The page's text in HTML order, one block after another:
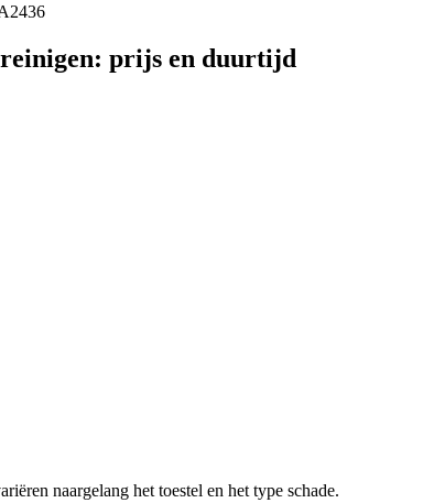
: prijs en duurtijd
naargelang het toestel en het type schade.